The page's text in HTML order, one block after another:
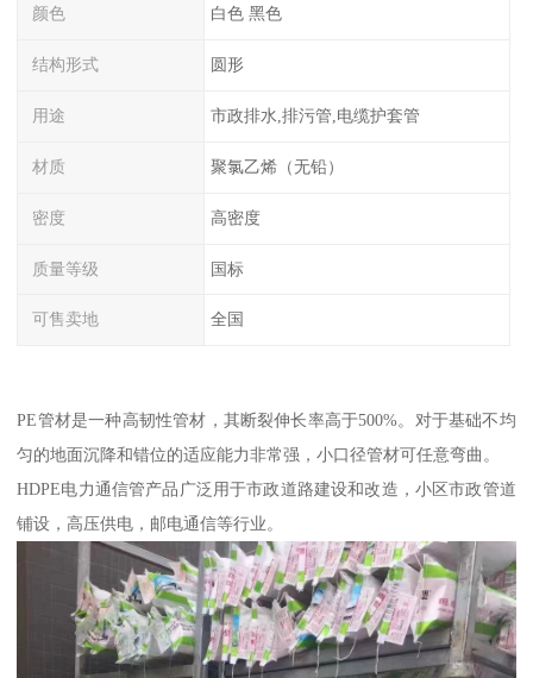
颜色 白色 黑色
结构形式 圆形
用途 市政排水,排污管,电缆护套管
材质 聚氯乙烯（无铅）
密度 高密度
质量等级 国标
可售卖地 全国
PE管材是一种高韧性管材，其断裂伸长率高于500%。对于基础不均
匀的地面沉降和错位的适应能力非常强，小口径管材可任意弯曲。
HDPE电力通信管产品广泛用于市政道路建设和改造，小区市政管道
铺设，高压供电，邮电通信等行业。